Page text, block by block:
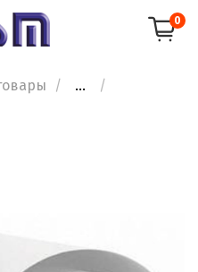
0
...